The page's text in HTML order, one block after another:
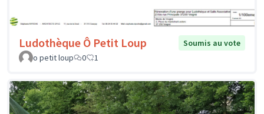
Ludothèque Ô Petit Loup
Soumis au vote
o petit loup
0 1